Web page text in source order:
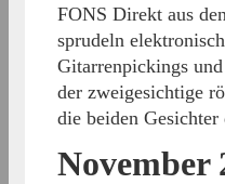
FONS Direkt aus
sprudeln
Gitarrenpickings
der zweigesichtige
die beiden
November